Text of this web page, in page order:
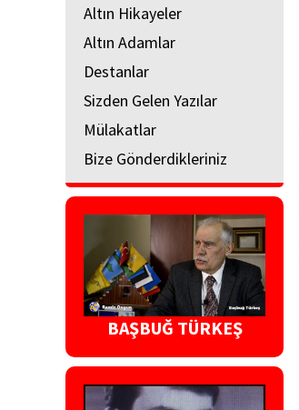
Altın Hikayeler
Altın Adamlar
Destanlar
Sizden Gelen Yazılar
Mülakatlar
Bize Gönderdikleriniz
BAŞBUĞ TÜRKEŞ